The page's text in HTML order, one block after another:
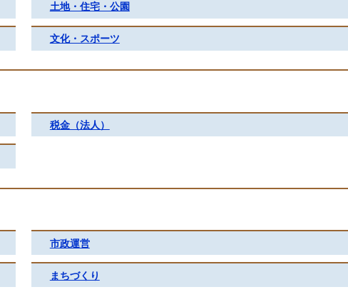
土地・住宅・公園
文化・スポーツ
税金（法人）
市政運営
まちづくり